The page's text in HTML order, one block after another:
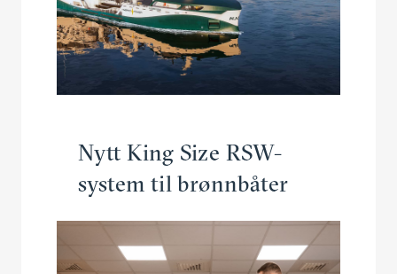
Nytt King Size RSW-
system til brønnbåter